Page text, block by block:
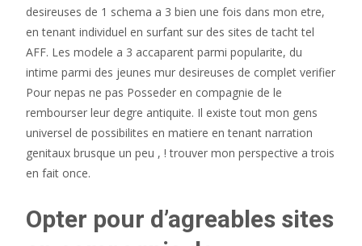
desireuses de 1 schema a 3 bien une fois dans mon etre,
en tenant individuel en surfant sur des sites de tacht tel
AFF. Les modele a 3 accaparent parmi popularite, du
intime parmi des jeunes mur desireuses de complet verifier
Pour nepas ne pas Posseder en compagnie de le
rembourser leur degre antiquite. Il existe tout mon gens
universel de possibilites en matiere en tenant narration
genitaux brusque un peu , ! trouver mon perspective a trois
en fait once.
Opter pour d’agreables sites